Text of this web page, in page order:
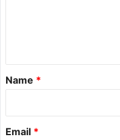
*
Name *
Email *